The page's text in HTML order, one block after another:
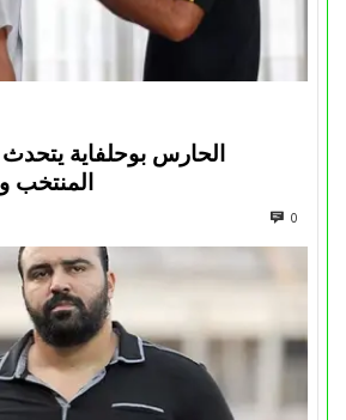
الحارس بوحلفاية
0